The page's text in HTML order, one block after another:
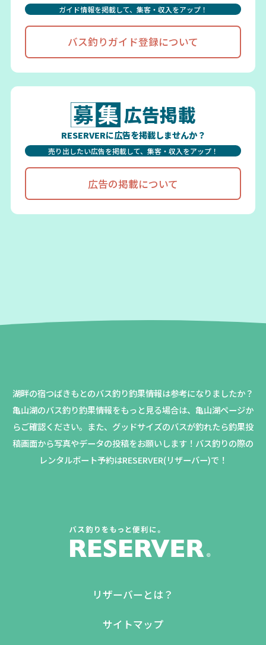
ガイド情報を掲載して、集客・収入をアップ！
バス釣りガイド登録について
広告掲載
RESERVERに広告を掲載しませんか？
売り出したい広告を掲載して、集客・収入をアップ！
広告の掲載について
湖畔の宿つばきもとのバス釣り釣果情報は参考になりましたか？
亀山湖のバス釣り釣果情報をもっと見る場合は、亀山湖ページか
らご確認ください。 また、グッドサイズのバスが釣れたら釣果投
稿画面から写真やデータの投稿をお願いします！バス釣りの際の
レンタルボート予約はRESERVER(リザーバー)で！
リザーバーとは？
サイトマップ